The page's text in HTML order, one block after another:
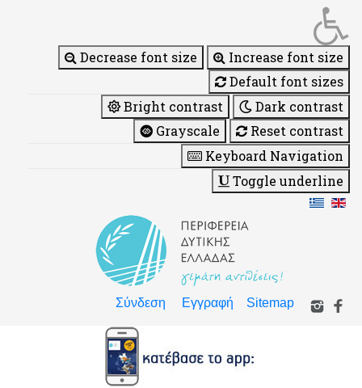
Decrease font size
Increase font size
Default font sizes
Bright contrast
Dark contrast
Grayscale
Reset contrast
Keyboard Navigation
Toggle underline
Σύνδεση Εγγραφή Sitemap